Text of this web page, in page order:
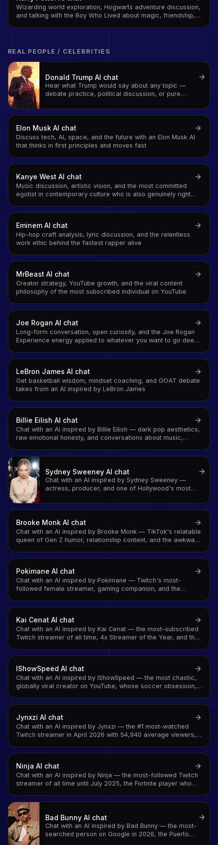
Wizarding world exploration, Hogwarts adventure discussion,
and talking with the Boy Who Lived about magic, friendship,
REAL PEOPLE / CELEBRITIES
Donald Trump AI chat
Hear what Trump would say about any topic —
debate practice, political discussion, or pure
Elon Musk AI chat
Discuss tech, AI, space, and the future with an Elon Musk AI
that thinks in first principles and moves fast
Kanye West AI chat
Music discussion, artistic vision, and the most committed
egotist in contemporary culture who is also genuinely right
Eminem AI chat
Hip-hop craft analysis, lyric discussion, and the relentless
work ethic behind the fastest rapper alive
MrBeast AI chat
Creator strategy, YouTube growth, and the viral content
philosophy of the most subscribed individual on YouTube
Joe Rogan AI chat
Long-form conversation, open curiosity, and the Joe Rogan
Experience energy applied to whatever you want to go deep
LeBron James AI chat
Get basketball wisdom, mindset coaching, and GOAT debate
takes from an AI inspired by LeBron James
Billie Eilish AI chat
Chat with an AI inspired by Billie Eilish — dark pop aesthetics,
raw emotional honesty, and conversations about music,
Sydney Sweeney AI chat
Chat with an AI inspired by Sydney Sweeney —
actress, producer, and one of Hollywood's most
building a career on your own terms
Brooke Monk AI chat
Chat with an AI inspired by Brooke Monk — TikTok's relatable
queen of Gen Z humor, relationship content, and the awkward
Pokimane AI chat
Chat with an AI inspired by Pokimane — Twitch's most-
followed female streamer, gaming companion, and the
League of Legends account
Kai Cenat AI chat
Chat with an AI inspired by Kai Cenat — the most-subscribed
Twitch streamer of all time, 4x Streamer of the Year, and the
IShowSpeed AI chat
Chat with an AI inspired by IShowSpeed — the most chaotic,
globally viral creator on YouTube, whose soccer obsession,
phenomenon across every continent
Jynxzi AI chat
Chat with an AI inspired by Jynxzi — the #1 most-watched
Twitch streamer in April 2026 with 54,940 average viewers,
turned tactical FPS into must-watch entertainment
Ninja AI chat
Chat with an AI inspired by Ninja — the most-followed Twitch
streamer of all time until July 2025, the Fortnite player who
who played with Drake
Bad Bunny AI chat
Chat with an AI inspired by Bad Bunny — the most-
searched person on Google in 2026, the Puerto